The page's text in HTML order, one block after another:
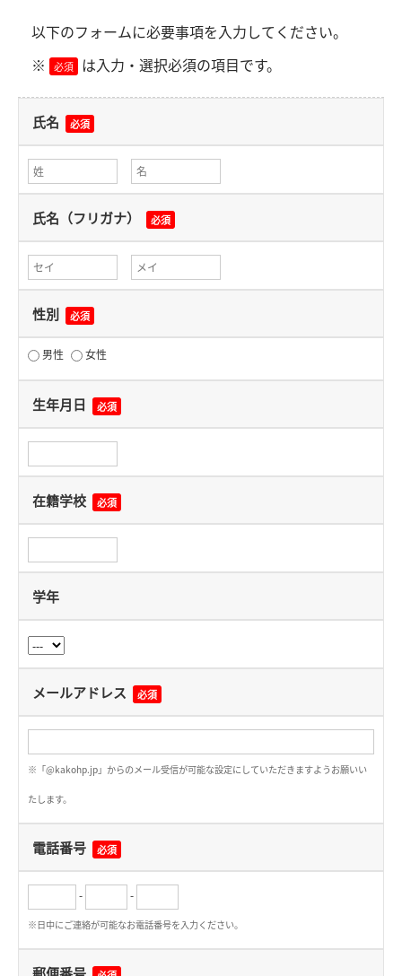
以下のフォームに必要事項を入力してください。
※
必須 は入力・選択必須の項目です。
氏名 必須
氏名（フリガナ） 必須
性別 必須
男性 女性
生年月日 必須
在籍学校 必須
学年
メールアドレス 必須
※「@kakohp.jp」からのメール受信が可能な設定にしていただきますようお願いい
たします。
電話番号 必須
- -
※日中にご連絡が可能なお電話番号を入力ください。